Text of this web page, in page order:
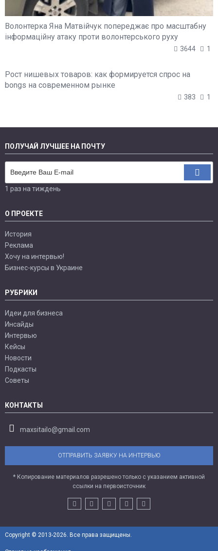
Волонтерка Яна Матвійчук попереджає про масштабну
інформаційну атаку проти волонтерського руху
3644 1
Рост нишевых товаров: как формируется спрос на
bongs на современном рынке
383 1
ПОЛУЧАЙ ЛУЧШЕЕ НА ПОЧТУ
1 раз на тиждень
О ПРОЕКТЕ
История
Реклама
Хочу на интервью!
Бизнес-курсы в Украине
РУБРИКИ
Идеи для бизнеса
Инсайды
Интервью
Кейсы
Новости
Подкасты
Советы
КОНТАКТЫ
maxsitailo@gmail.com
ОТПРАВИТЬ ЗАЯВКУ НА ИНТЕРВЬЮ
* Копирование материалов разрешено только с указанием активной
ссылки на первоисточник
Copyright © 2013-2026. Все права защищены.